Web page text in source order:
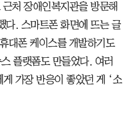
처 장애인복지관을 방문해
다. 스마트폰 화면에 뜨는 글
대폰 케이스를 개발하기도
플랫폼도 만들었다. 여러
가장 반응이 좋았던 게 ‘소